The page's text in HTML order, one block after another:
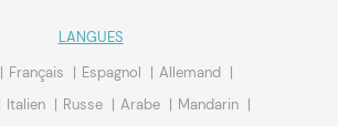
LANGUES
Français Espagnol
Allemand
Italien Russe Arabe
Mandarin